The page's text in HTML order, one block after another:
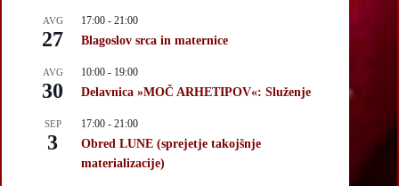
AVG
27
17:00 - 21:00
Blagoslov srca in maternice
AVG
30
10:00 - 19:00
Delavnica »MOČ ARHETIPOV«: Služenje
SEP
3
17:00 - 21:00
Obred LUNE (sprejetje takojšnje
materializacije)